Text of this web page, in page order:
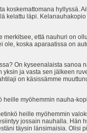
koskemattomana hyllyssä.
kelattu läpi.
merkitsee, että nauhuri on
ole, koska aparaatissa on
On kyseenalaista
ja vasta sen jälkeen
on käsissämme
myöhemmin nauha-
heille myöhemmin
jossain nauhalla.
täysin länsimaisia. Olisi